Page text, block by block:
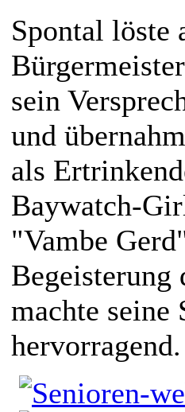
Spontal löste
sein
und
als
Baywatch-
"Vambe
Begeisterung
machte seine
hervorragend.